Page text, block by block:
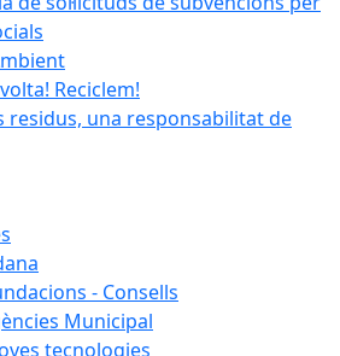
Reciclem!
residus, una responsabilitat de
- Consells
Municipal
tecnologies